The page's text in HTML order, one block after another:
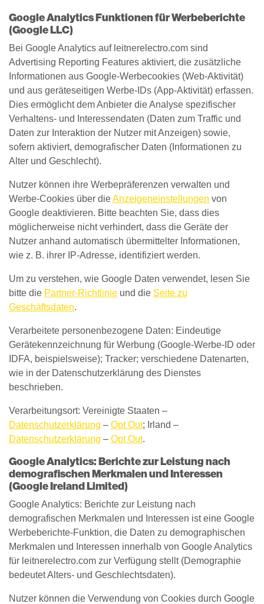
Google Analytics Funktionen für Werbeberichte
(Google LLC)
Bei Google Analytics auf leitnerelectro.com sind
Advertising Reporting Features aktiviert, die zusätzliche
Informationen aus Google-Werbecookies (Web-Aktivität)
und aus geräteseitigen Werbe-IDs (App-Aktivität) erfassen.
Dies ermöglicht dem Anbieter die Analyse spezifischer
Verhaltens- und Interessendaten (Daten zum Traffic und
Daten zur Interaktion der Nutzer mit Anzeigen) sowie,
sofern aktiviert, demografischer Daten (Informationen zu
Alter und Geschlecht).
Nutzer können ihre Werbepräferenzen verwalten und
Werbe-Cookies über dieAnzeigeneinstellungen von
Google deaktivieren. Bitte beachten Sie, dass dies
möglicherweise nicht verhindert, dass die Geräte der
Nutzer anhand automatisch übermittelter Informationen,
wie z. B. ihrer IP-Adresse, identifiziert werden.
Um zu verstehen, wie Google Daten verwendet, lesen Sie
bitte die Partner-Richtlinie und die Seite zu
Geschäftsdaten.
Verarbeitete personenbezogene Daten: Eindeutige
Gerätekennzeichnung für Werbung (Google-Werbe-ID oder
IDFA, beispielsweise); Tracker; verschiedene Datenarten,
wie in der Datenschutzerklärung des Dienstes
beschrieben.
Verarbeitungsort: Vereinigte Staaten –
Datenschutzerklärung – Opt Out; Irland –
Datenschutzerklärung – Opt Out.
Google Analytics: Berichte zur Leistung nach
demografischen Merkmalen und Interessen
(Google Ireland Limited)
Google Analytics: Berichte zur Leistung nach
demografischen Merkmalen und Interessen ist eine Google
Werbeberichte-Funktion, die Daten zu demographischen
Merkmalen und Interessen innerhalb von Google Analytics
für leitnerelectro.com zur Verfügung stellt (Demographie
bedeutet Alters- und Geschlechtsdaten).
Nutzer können die Verwendung von Cookies durch Google